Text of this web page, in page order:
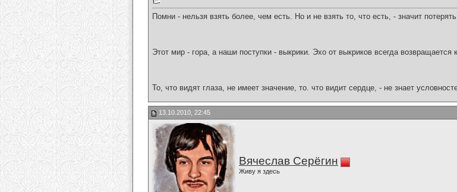
Помни - нельзя взять более, чем есть. Но и не взять то, что есть, - значит
Этот мир - гора, а наши поступки - выкрики. Эхо от выкриков всегда возвращается
То, что видят глаза, не имеет значение, то. что видит сердце, - не знает
13.10.2010, 22:45
Вячеслав Серёгин
Живу я здесь